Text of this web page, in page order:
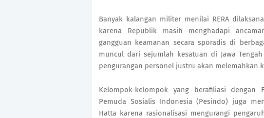
Banyak kalangan militer menilai RERA
karena Republik masih menghadapi
gangguan keamanan secara sporadis di
muncul dari sejumlah kesatuan di Jawa
pengurangan personel justru akan melemahkan
Kelompok-kelompok yang berafiliasi dengan
Pemuda Sosialis Indonesia (Pesindo) juga
Hatta karena rasionalisasi mengurangi